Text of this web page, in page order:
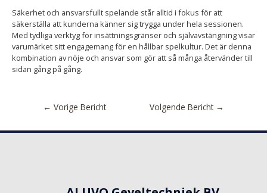
Säkerhet och ansvarsfullt spelande står alltid i fokus för att
säkerställa att kunderna känner sig trygga under hela sessionen.
Med tydliga verktyg för insättningsgränser och självavstängning visar
varumärket sitt engagemang för en hållbar spelkultur. Det är denna
kombination av nöje och ansvar som gör att så många återvänder till
sidan gång på gång.
← Vorige Bericht Volgende Bericht →